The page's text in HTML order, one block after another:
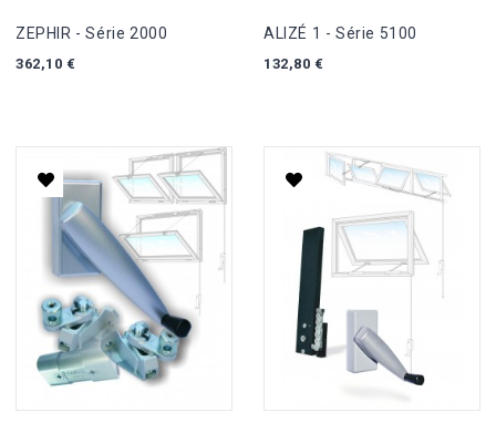
ZEPHIR - Série 2000
362,10 €
ALIZÉ 1 - Série 5100
132,80 €